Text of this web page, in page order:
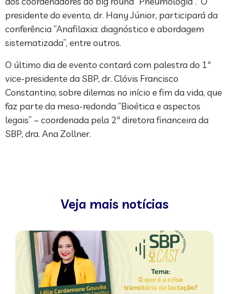
presidente do evento, dr. Hany Júnior, participará da
conferência “Anafilaxia: diagnóstico e abordagem
sistematizada”, entre outros.
O último dia de evento contará com palestra do 1º
vice-presidente da SBP, dr. Clóvis Francisco
Constantino, sobre dilemas no início e fim da vida, que
faz parte da mesa-redonda “Bioética e aspectos
legais” – coordenada pela 2ª diretora financeira da
SBP, dra. Ana Zollner.
Veja mais notícias